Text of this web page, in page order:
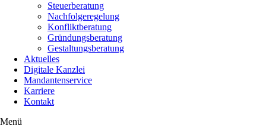
Steuerberatung
Nachfolgeregelung
Konfliktberatung
Gründungsberatung
Gestaltungsberatung
Aktuelles
Digitale Kanzlei
Mandantenservice
Karriere
Kontakt
Menü